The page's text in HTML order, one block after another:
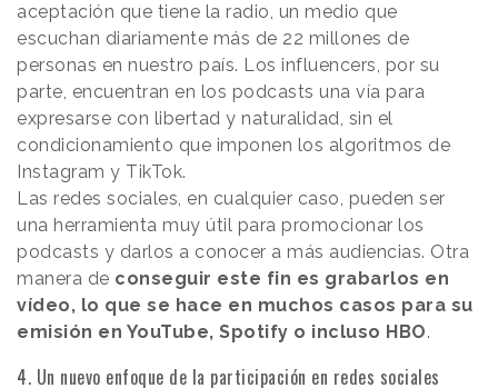
aceptación que tiene la radio, un medio que
escuchan diariamente más de 22 millones de
personas en nuestro país. Los influencers, por su
parte, encuentran en los podcasts una vía para
expresarse con libertad y naturalidad, sin el
condicionamiento que imponen los algoritmos de
Instagram y TikTok.
Las redes sociales, en cualquier caso, pueden ser
una herramienta muy útil para promocionar los
podcasts y darlos a conocer a más audiencias. Otra
manera de conseguir este fin es grabarlos en
vídeo, lo que se hace en muchos casos para su
emisión en YouTube, Spotify o incluso HBO.
4. Un nuevo enfoque de la participación en redes sociales